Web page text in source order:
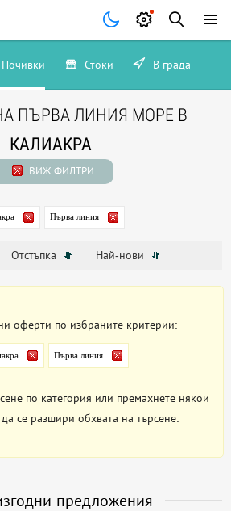
Почивки Стоки В града
ПЪРВА ЛИНИЯ МОРЕ В
КАЛИАКРА
ВИЖ ФИЛТРИ
Първа линия
Отстъпка Най-нови
оферти по избраните критерии:
Първа линия
по категория или премахнете някои
се разшири обхвата на търсене.
предложения